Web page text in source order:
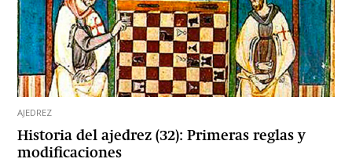
AJEDREZ
Historia del ajedrez (32): Primeras reglas y
modificaciones